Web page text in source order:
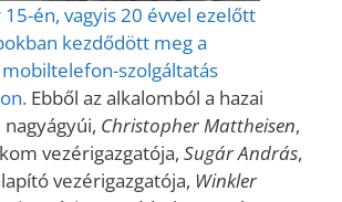
én, vagyis 20 évvel ezelőtt
kezdődött meg a
szolgáltatás
Ebből az alkalomból a hazai
Christopher Mattheisen,
vezérigazgatója, Sugár András,
vezérigazgatója, Winkler